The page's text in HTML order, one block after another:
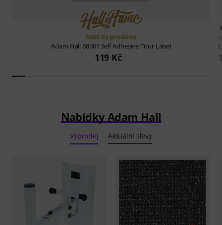
5000 ks prodáno
Adam Hall 88001 Self Adhesive Tour Label
119 Kč
Nabídky Adam Hall
Výprodej Aktuální slevy